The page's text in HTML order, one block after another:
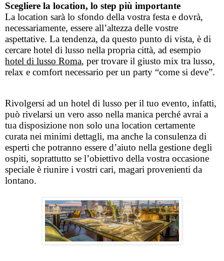
Scegliere la location, lo step più importante
La location sarà lo sfondo della vostra festa e dovrà,
necessariamente, essere all’altezza delle vostre
aspettative. La tendenza, da questo punto di vista, è di
hotel di lusso Roma, per trovare il giusto mix tra lusso,
relax e comfort necessario per un party “come si deve”.
Rivolgersi ad un hotel di lusso per il tuo evento, infatti,
può rivelarsi un vero asso nella manica perché avrai a
tua disposizione non solo una location certamente
curata nei minimi dettagli, ma anche la consulenza di
esperti che potranno essere d’aiuto nella gestione degli
ospiti, soprattutto se l’obiettivo della vostra occasione
speciale è riunire i vostri cari, magari provenienti da
lontano.